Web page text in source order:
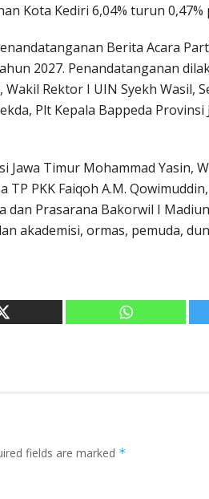
Kota Kediri 6,04% turun
Berita Acara
2027. Penandatanganan
Wakil Rektor I UIN Syekh Wasil,
Plt Kepala Bappeda
Timur Mohammad Yasin,
TP PKK Faiqoh A.M.
dan Prasarana Bakorwil I
akademisi, ormas, pemuda,
fields are marked *